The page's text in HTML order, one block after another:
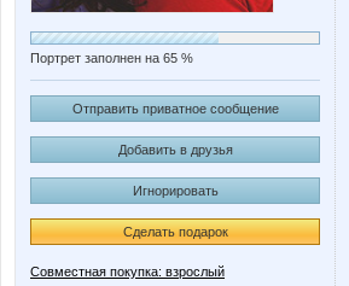
Портрет заполнен на 65 %
Отправить приватное сообщение
Добавить в друзья
Игнорировать
Сделать подарок
Совместная покупка: взрослый